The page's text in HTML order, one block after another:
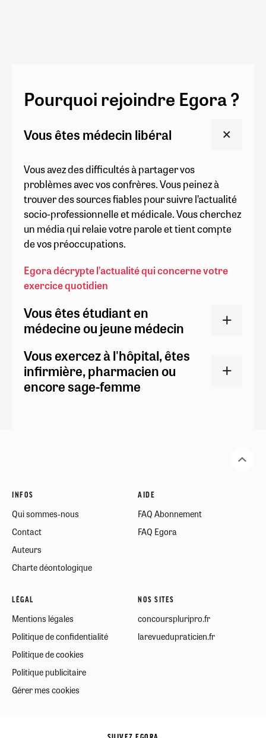
Pourquoi rejoindre Egora ?
Vous êtes médecin libéral
Vous avez des difficultés à partager vos
problèmes avec vos confrères. Vous peinez à
trouver des sources fiables pour suivre l’actualité
socio-professionnelle et médicale. Vous cherchez
un média qui relaie votre parole et tient compte
de vos préoccupations.
Egora décrypte l’actualité qui concerne votre
exercice quotidien
Vous êtes étudiant en
médecine ou jeune médecin
Vous exercez à l'hôpital, êtes
infirmière, pharmacien ou
encore sage-femme
INFOS
Qui sommes-nous
Contact
Auteurs
Charte déontologique
AIDE
FAQ Abonnement
FAQ Egora
LÉGAL
Mentions légales
Politique de confidentialité
Politique de cookies
Politique publicitaire
Gérer mes cookies
NOS SITES
concourspluripro.fr
larevuedupraticien.fr